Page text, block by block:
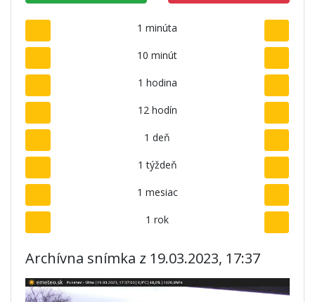
1 minúta
10 minút
1 hodina
12 hodín
1 deň
1 týždeň
1 mesiac
1 rok
Archívna snímka z 19.03.2023, 17:37